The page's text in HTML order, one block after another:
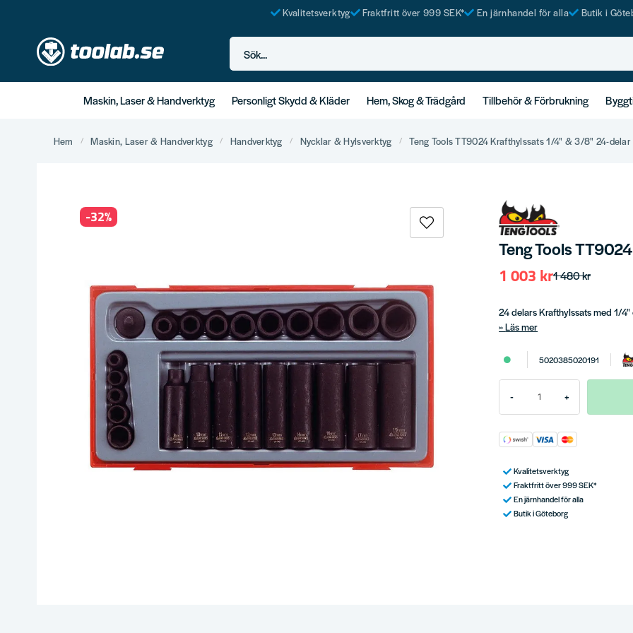
Kvalitetsverktyg Fraktfritt över 999 SEK* En järnhandel för alla Butik i
Sök...
Maskin, Laser & Handverktyg Personligt Skydd & Kläder Hem, Skog & Trädgård Tillbehör & Förbrukning
Hem Maskin, Laser & Handverktyg Handverktyg Nycklar & Hylsverktyg Teng Tools TT9024 Krafthylssats 1/4" & 3/8" 24-delar
-32%
Teng Tools
1 480 kr
1 003 kr
24 delars Krafthylssats med 1/
Läs mer
5020385020191
- +
Kvalitetsverktyg
Fraktfritt över 999 SEK*
En järnhandel för alla
Butik i Göteborg